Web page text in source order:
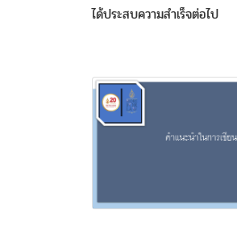
ได้ประสบความสำเร็จต่อไป